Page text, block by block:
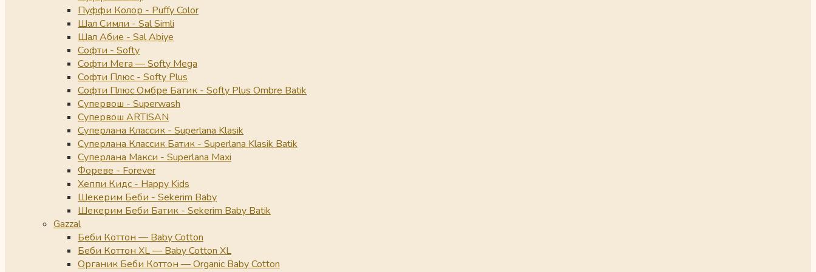
Пуффи Колор - Puffy Color
Шал Симли - Sal Simli
Шал Абие - Sal Abiye
Софти - Softy
Софти Мега — Softy Mega
Софти Плюс - Softy Plus
Софти Плюс Омбре Батик - Softy Plus Ombre Batik
Супервош - Superwash
Супервош ARTISAN
Суперлана Классик - Superlana Klasik
Суперлана Классик Батик - Superlana Klasik Batik
Суперлана Макси - Superlana Maxi
Фореве - Forever
Хеппи Кидс - Happy Kids
Шекерим Беби - Sekerim Baby
Шекерим Беби Батик - Sekerim Baby Batik
Gazzal
Беби Коттон — Baby Cotton
Беби Коттон XL — Baby Cotton XL
Органик Беби Коттон — Organic Baby Cotton